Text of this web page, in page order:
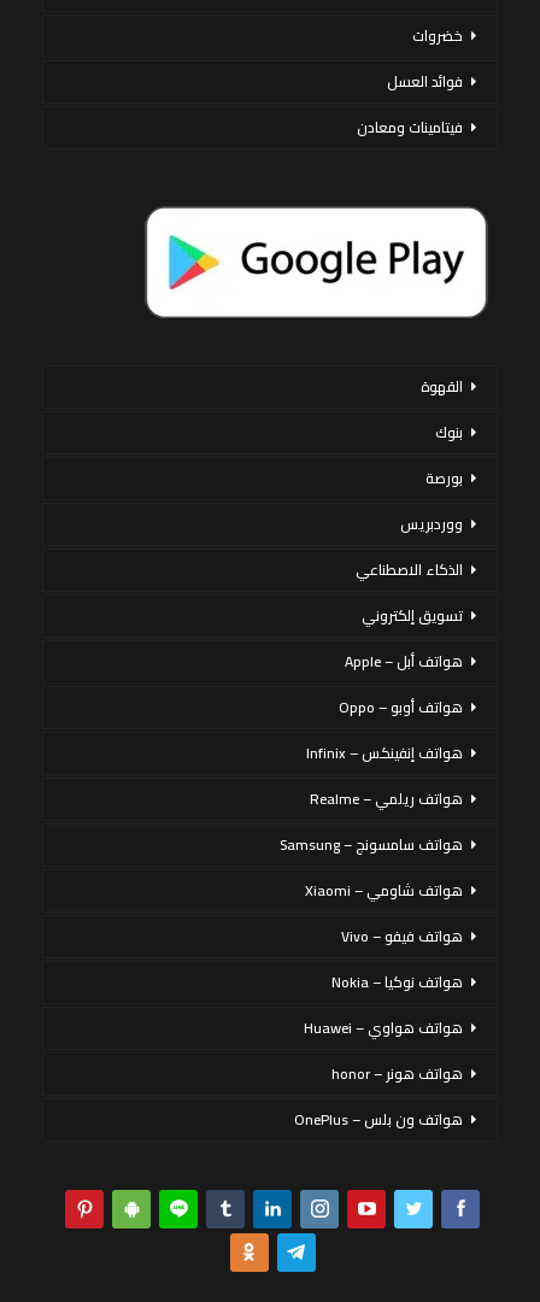
خضروات
فوائد العسل
فيتامينات ومعادن
القهوة
بنوك
بورصة
ووردبريس
الذكاء الاصطناعي
تسويق إلكتروني
هواتف أبل – Apple
هواتف أوبو – Oppo
هواتف إنفينكس – Infinix
هواتف ريلمي – Realme
هواتف سامسونج – Samsung
هواتف شاومي – Xiaomi
هواتف فيفو – Vivo
هواتف نوكيا – Nokia
هواتف هواوي – Huawei
هواتف هونر – honor
هواتف ون بلس – OnePlus